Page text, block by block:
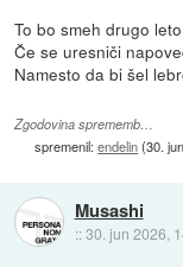
To bo smeh drugo
Če se uresniči
Namesto da bi šel
Zgodovina sprememb…
spremenil:endelin(30.
Musashi
::30. jun 2026,